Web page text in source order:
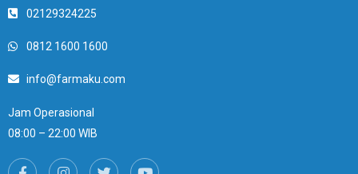
02129324225
0812 1600 1600
info@farmaku.com
Jam Operasional
08:00 – 22:00 WIB